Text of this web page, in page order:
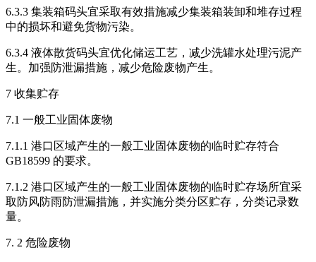
6.3.3 集装箱码头宜采取有效措施减少集装箱装卸和堆存过程
中的损坏和避免货物污染。
6.3.4 液体散货码头宜优化储运工艺，减少洗罐水处理污泥产
生。加强防泄漏措施，减少危险废物产生。
7 收集贮存
7.1 一般工业固体废物
7.1.1 港口区域产生的一般工业固体废物的临时贮存符合
GB18599 的要求。
7.1.2 港口区域产生的一般工业固体废物的临时贮存场所宜采
取防风防雨防泄漏措施，并实施分类分区贮存，分类记录数
量。
7. 2 危险废物